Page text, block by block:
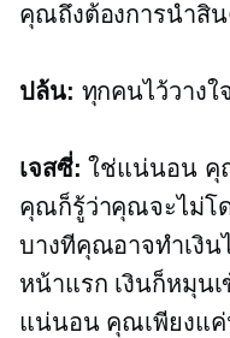
คุณถึงต้องการนำสิ
ปล้น: ทุกคนไว้วางใ
เจสซี่: ใช่แน่นอน คุ
คุณก็รู้ว่าคุณจะไม่โ
บางทีคุณอาจทำเงิ
หน้าแรก เงินก็หมุน
แน่นอน คุณเพียงแค่